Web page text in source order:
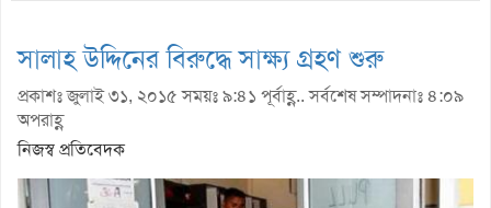
সালাহ উদ্দিনের বিরুদ্ধে সাক্ষ্য গ্রহণ শুরু
প্রকাশঃ জুলাই ৩১, ২০১৫ সময়ঃ ৯:৪১ পূর্বাহ্ণ.. সর্বশেষ সম্পাদনাঃ ৪:০৯
অপরাহ্ণ
নিজস্ব প্রতিবেদক